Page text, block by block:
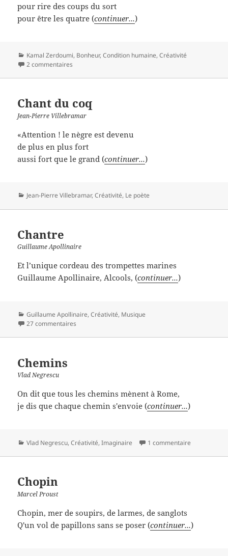
pour rire des coups du sort
pour être les quatre (continuer...)
Catégories
Kamal Zerdoumi, Bonheur,Condition humaine,Créativité
2 commentaires
Chant du coq
Jean-Pierre Villebramar
«Attention ! le nègre est devenu
de plus en plus fort
aussi fort que le grand (continuer...)
Catégories
Jean-Pierre Villebramar,Créativité, Le poète
Chantre
Guillaume Apollinaire
Et l’unique cordeau des trompettes marines
Guillaume Apollinaire, Alcools, (continuer...)
Catégories
Guillaume Apollinaire,Créativité, Musique
27 commentaires
Chemins
Vlad Negrescu
On dit que tous les chemins mènent à Rome,
je dis que chaque chemin s'envoie (continuer...)
Catégories
Vlad Negrescu,Créativité,Imaginaire 1 commentaire
Chopin
Marcel Proust
Chopin, mer de soupirs, de larmes, de sanglots
Q'un vol de papillons sans se poser (continuer...)